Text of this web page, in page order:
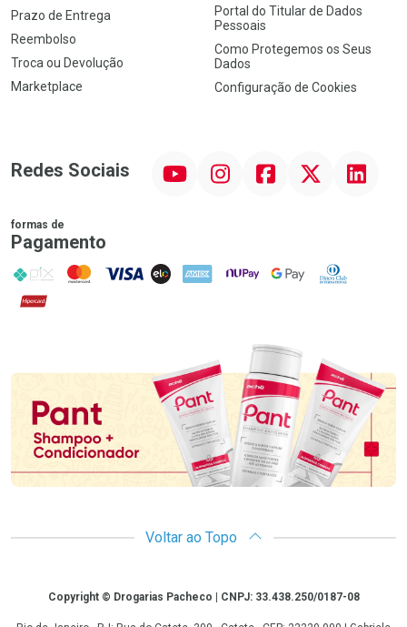
Prazo de Entrega
Reembolso
Troca ou Devolução
Marketplace
Portal do Titular de Dados
Pessoais
Como Protegemos os Seus
Dados
Configuração de Cookies
Redes Sociais InstagramFacebook Linkedin
formas de
Pagamento
PIX MasterCard
VISA ELO AMEX NuPay Google PayDiners Club
Hipercard
Promoção em Destaque
Voltar ao Topo
CopyrightCopyright © Drogarias Pacheco | CNPJ: 33.438.250/0187-08